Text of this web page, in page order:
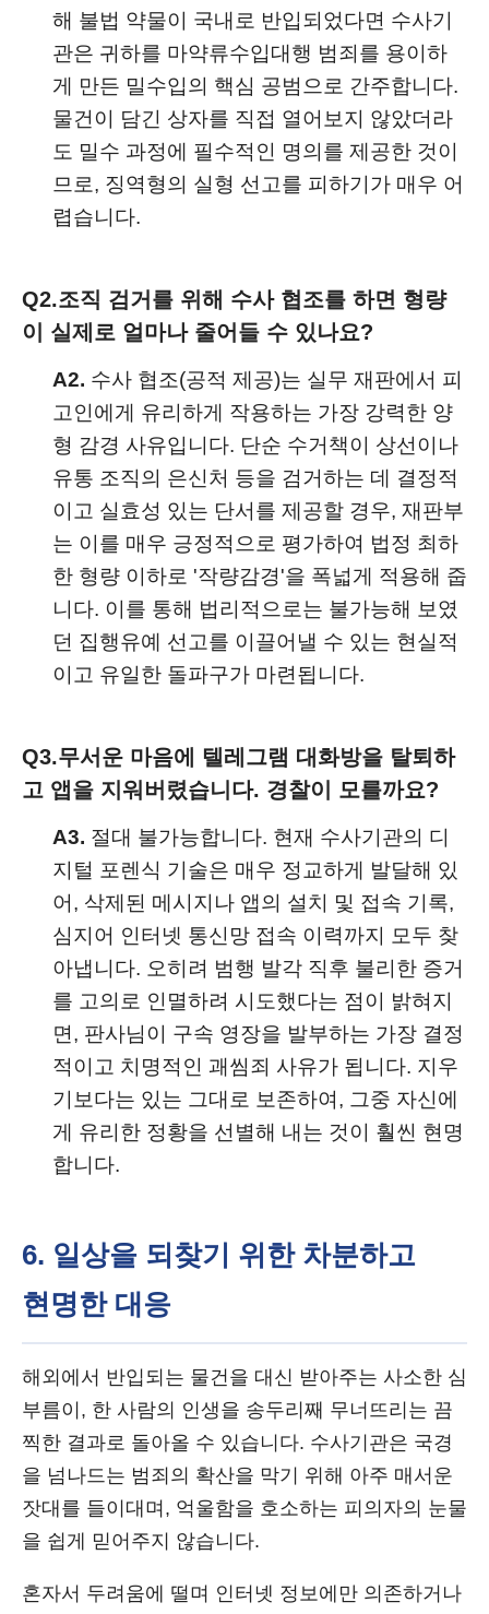
해 불법 약물이 국내로 반입되었다면 수사기
관은 귀하를 마약류수입대행 범죄를 용이하
게 만든 밀수입의 핵심 공범으로 간주합니다.
물건이 담긴 상자를 직접 열어보지 않았더라
도 밀수 과정에 필수적인 명의를 제공한 것이
므로, 징역형의 실형 선고를 피하기가 매우 어
렵습니다.
Q2.조직 검거를 위해 수사 협조를 하면 형량
이 실제로 얼마나 줄어들 수 있나요?
A2. 수사 협조(공적 제공)는 실무 재판에서 피
고인에게 유리하게 작용하는 가장 강력한 양
형 감경 사유입니다. 단순 수거책이 상선이나
유통 조직의 은신처 등을 검거하는 데 결정적
이고 실효성 있는 단서를 제공할 경우, 재판부
는 이를 매우 긍정적으로 평가하여 법정 최하
한 형량 이하로 '작량감경'을 폭넓게 적용해 줍
니다. 이를 통해 법리적으로는 불가능해 보였
던 집행유예 선고를 이끌어낼 수 있는 현실적
이고 유일한 돌파구가 마련됩니다.
Q3.무서운 마음에 텔레그램 대화방을 탈퇴하
고 앱을 지워버렸습니다. 경찰이 모를까요?
A3. 절대 불가능합니다. 현재 수사기관의 디
지털 포렌식 기술은 매우 정교하게 발달해 있
어, 삭제된 메시지나 앱의 설치 및 접속 기록,
심지어 인터넷 통신망 접속 이력까지 모두 찾
아냅니다. 오히려 범행 발각 직후 불리한 증거
를 고의로 인멸하려 시도했다는 점이 밝혀지
면, 판사님이 구속 영장을 발부하는 가장 결정
적이고 치명적인 괘씸죄 사유가 됩니다. 지우
기보다는 있는 그대로 보존하여, 그중 자신에
게 유리한 정황을 선별해 내는 것이 훨씬 현명
합니다.
6. 일상을 되찾기 위한 차분하고
현명한 대응
해외에서 반입되는 물건을 대신 받아주는 사소한 심
부름이, 한 사람의 인생을 송두리째 무너뜨리는 끔
찍한 결과로 돌아올 수 있습니다. 수사기관은 국경
을 넘나드는 범죄의 확산을 막기 위해 아주 매서운
잣대를 들이대며, 억울함을 호소하는 피의자의 눈물
을 쉽게 믿어주지 않습니다.
혼자서 두려움에 떨며 인터넷 정보에만 의존하거나